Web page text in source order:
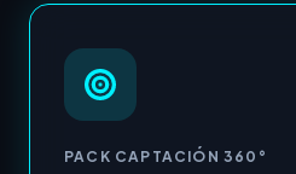
PACK CAPTACIÓN 360°